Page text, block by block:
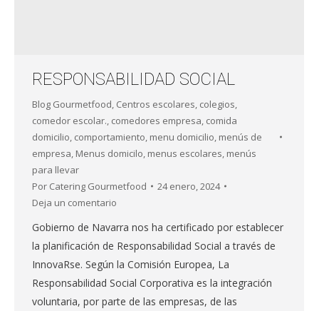
RESPONSABILIDAD SOCIAL
Blog Gourmetfood, Centros escolares, colegios,
comedor escolar., comedores empresa, comida
domicilio, comportamiento, menu domicilio, menús de
empresa, Menus domicilo, menus escolares, menús
para llevar
Por Catering Gourmetfood
24 enero, 2024
Deja un comentario
Gobierno de Navarra nos ha certificado por establecer
la planificación de Responsabilidad Social a través de
InnovaRse. Según la Comisión Europea, La
Responsabilidad Social Corporativa es la integración
voluntaria, por parte de las empresas, de las